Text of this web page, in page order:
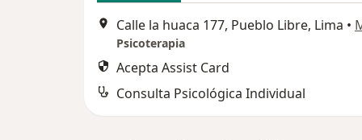
Calle la huaca 177, Pueblo Libre, Lima •
Psicoterapia
Acepta Assist Card
Consulta Psicológica Individual